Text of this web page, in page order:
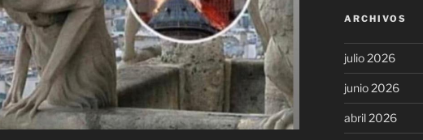
ARCHIVOS
julio 2026
junio 2026
abril 2026